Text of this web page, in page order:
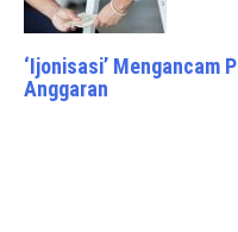
‘Ijonisasi’ Mengancam
Anggaran